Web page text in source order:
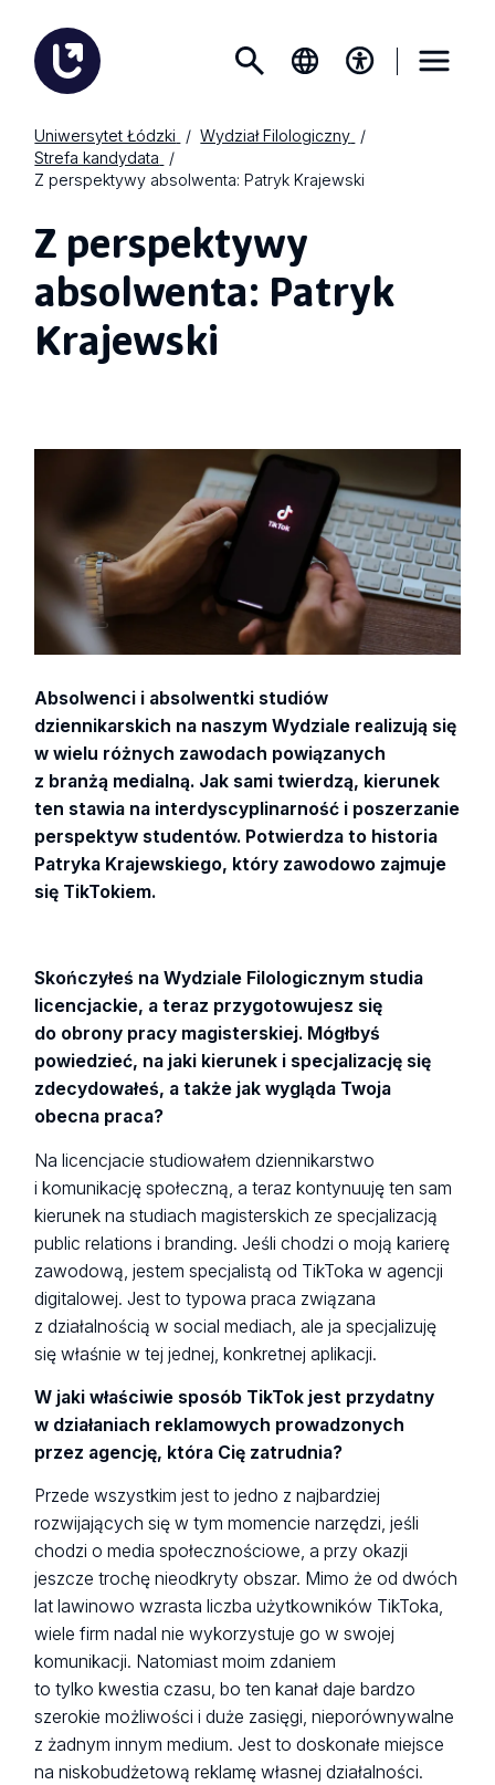
Uniwersytet Łódzki
Wydział Filologiczny
Strefa kandydata
Z perspektywy absolwenta: Patryk Krajewski
Z perspektywy
absolwenta: Patryk
Krajewski
Absolwenci i absolwentki studiów
dziennikarskich na naszym Wydziale realizują się
w wielu różnych zawodach powiązanych
z branżą medialną. Jak sami twierdzą, kierunek
ten stawia na interdyscyplinarność i poszerzanie
perspektyw studentów. Potwierdza to historia
Patryka Krajewskiego, który zawodowo zajmuje
się TikTokiem.
Skończyłeś na Wydziale Filologicznym studia
licencjackie, a teraz przygotowujesz się
do obrony pracy magisterskiej. Mógłbyś
powiedzieć, na jaki kierunek i specjalizację się
zdecydowałeś, a także jak wygląda Twoja
obecna praca?
Na licencjacie studiowałem dziennikarstwo
i komunikację społeczną, a teraz kontynuuję ten sam
kierunek na studiach magisterskich ze specjalizacją
public relations i branding. Jeśli chodzi o moją karierę
zawodową, jestem specjalistą od TikToka w agencji
digitalowej. Jest to typowa praca związana
z działalnością w social mediach, ale ja specjalizuję
się właśnie w tej jednej, konkretnej aplikacji.
W jaki właściwie sposób TikTok jest przydatny
w działaniach reklamowych prowadzonych
przez agencję, która Cię zatrudnia?
Przede wszystkim jest to jedno z najbardziej
rozwijających się w tym momencie narzędzi, jeśli
chodzi o media społecznościowe, a przy okazji
jeszcze trochę nieodkryty obszar. Mimo że od dwóch
lat lawinowo wzrasta liczba użytkowników TikToka,
wiele firm nadal nie wykorzystuje go w swojej
komunikacji. Natomiast moim zdaniem
to tylko kwestia czasu, bo ten kanał daje bardzo
szerokie możliwości i duże zasięgi, nieporównywalne
z żadnym innym medium. Jest to doskonałe miejsce
na niskobudżetową reklamę własnej działalności.